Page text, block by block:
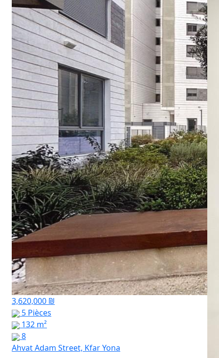
3,620,000 ₪
5 Pièces
132 m²
8
Ahvat Adam Street, Kfar Yona